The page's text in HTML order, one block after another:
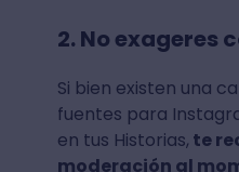
2. No exageres
Si bien existen una
fuentes para
en tus Historias, te
moderación al